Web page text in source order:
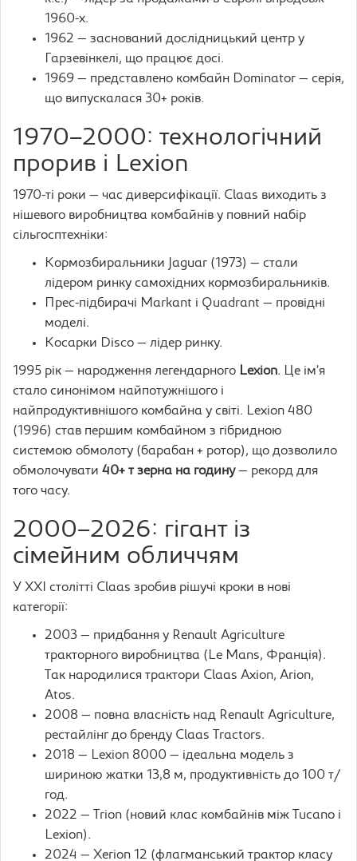
1960-х.
1962 — заснований дослідницький центр у
Гарзевінкелі, що працює досі.
1969 — представлено комбайн Dominator — серія,
що випускалася 30+ років.
1970–2000: технологічний
прорив і Lexion
1970-ті роки — час диверсифікації. Claas виходить з
нішевого виробництва комбайнів у повний набір
сільгосптехніки:
Кормозбиральники Jaguar (1973) — стали
лідером ринку самохідних кормозбиральників.
Прес-підбирачі Markant і Quadrant — провідні
моделі.
Косарки Disco — лідер ринку.
1995 рік — народження легендарного Lexion. Це ім’я
стало синонімом найпотужнішого і
найпродуктивнішого комбайна у світі. Lexion 480
(1996) став першим комбайном з гібридною
системою обмолоту (барабан + ротор), що дозволило
обмолочувати 40+ т зерна на годину— рекорд для
того часу.
2000–2026: гігант із
сімейним обличчям
У XXI столітті Claas зробив рішучі кроки в нові
категорії:
2003 — придбання у Renault Agriculture
тракторного виробництва (Le Mans, Франція).
Так народилися трактори Claas Axion, Arion,
Atos.
2008 — повна власність над Renault Agriculture,
рестайлінг до бренду Claas Tractors.
2018 — Lexion 8000 — ідеальна модель з
шириною жатки 13,8 м, продуктивність до 100 т/
год.
2022 — Trion (новий клас комбайнів між Tucano і
Lexion).
2024 — Xerion 12 (флагманський трактор класу